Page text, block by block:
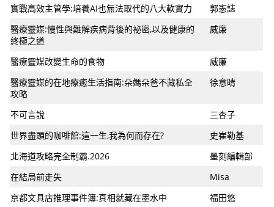
實戰高效主管學:培養AI也無法取代的八大軟實力
郭憲誌
醫療靈媒:慢性與難解疾病背後的祕密,以及健康的
終極之道
威廉
醫療靈媒改變生命的食物
威廉
醫療靈媒的在地療癒生活指南:朵媽朵爸不藏私全
攻略
徐意晴
不可言說
三杏子
世界盡頭的咖啡館:這一生,我為何而存在?
史崔勒基
北海道攻略完全制霸.2026
墨刻編輯部
在結局前走失
Misa
京都文具店推理事件簿:真相就藏在墨水中
福田悠